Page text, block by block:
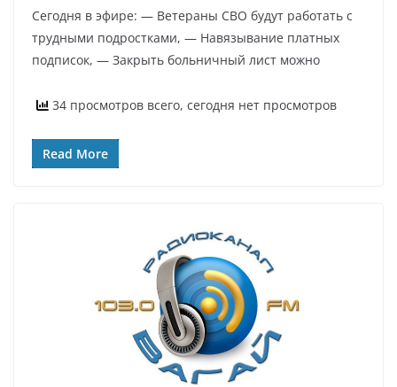
Сегодня в эфире: — Ветераны СВО будут работать с
трудными подростками, — Навязывание платных
подписок, — Закрыть больничный лист можно
34 просмотров всего, сегодня нет просмотров
Read More